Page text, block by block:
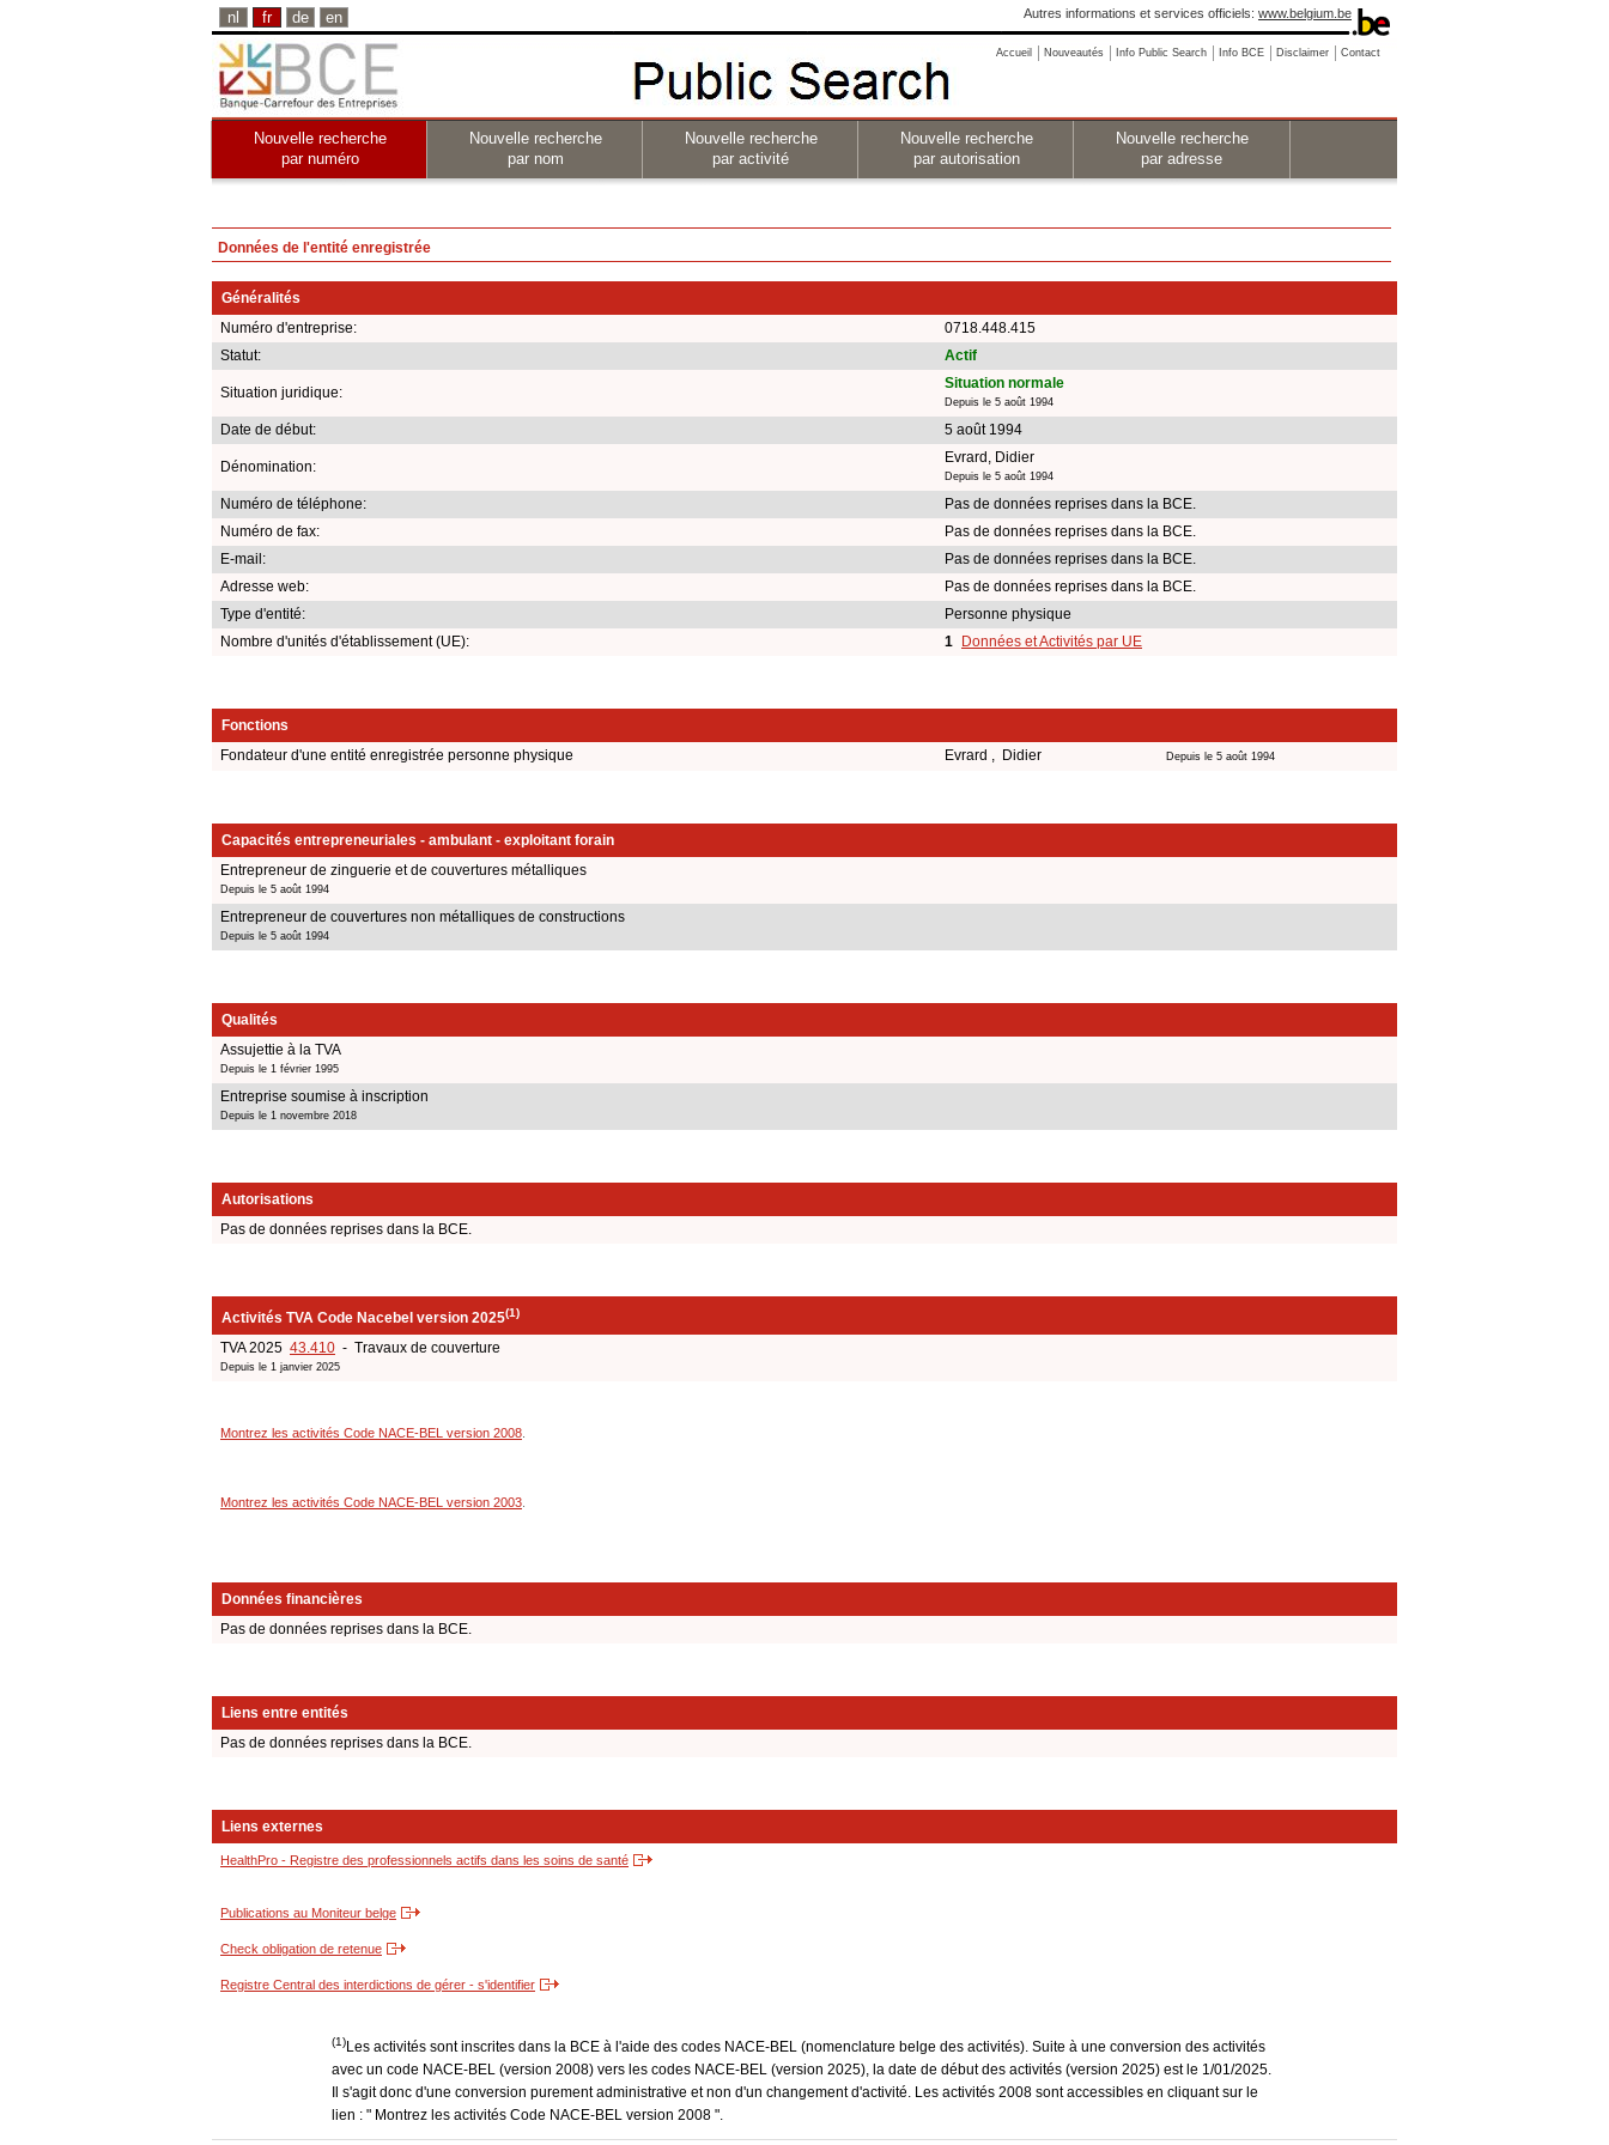
nl fr de en Autres informations et services officiels: www.belgium.be
Accueil Nouveautés Info Public Search Info BCE Disclaimer Contact
Nouvelle recherche
par numéro
Nouvelle recherche
par nom
Nouvelle recherche
par activité
Nouvelle recherche
par autorisation
Nouvelle recherche
par adresse
Données de l'entité enregistrée
Généralités
Numéro d'entreprise:
0718.448.415
Statut:
Actif
Situation juridique:
Situation normale
Depuis le 5 août 1994
Date de début: 5 août 1994
Dénomination:
Evrard, Didier
Depuis le 5 août 1994
Numéro de téléphone:
Pas de données reprises dans la BCE.
Numéro de fax:
Pas de données reprises dans la BCE.
E-mail:
Pas de données reprises dans la BCE.
Adresse web:
Pas de données reprises dans la BCE.
Type d'entité:
Personne physique
Nombre d'unités d'établissement (UE):
1 Données et Activités par UE
Fonctions
Fondateur d'une entité enregistrée personne physique
Evrard , Didier Depuis le 5 août 1994
Capacités entrepreneuriales - ambulant - exploitant forain
Entrepreneur de zinguerie et de couvertures métalliques
Depuis le 5 août 1994
Entrepreneur de couvertures non métalliques de constructions
Depuis le 5 août 1994
Qualités
Assujettie à la TVA
Depuis le 1 février 1995
Entreprise soumise à inscription
Depuis le 1 novembre 2018
Autorisations
Pas de données reprises dans la BCE.
Activités TVA Code Nacebel version 2025(1)
TVA 2025 43.410 - Travaux de couverture
Depuis le 1 janvier 2025
Montrez les activités Code NACE-BEL version 2008
Montrez les activités Code NACE-BEL version 2003
Données financières
Pas de données reprises dans la BCE.
Liens entre entités
Pas de données reprises dans la BCE.
Liens externes
HealthPro - Registre des professionnels actifs dans les soins de santé
Publications au Moniteur belge
Check obligation de retenue
Registre Central des interdictions de gérer - s'identifier
(1)Les activités sont inscrites dans la BCE à l'aide des codes NACE-BEL (nomenclature belge des activités). Suite à une conversion des activités
avec un code NACE-BEL (version 2008) vers les codes NACE-BEL (version 2025), la date de début des activités (version 2025) est le 1/01/2025.
Il s'agit donc d'une conversion purement administrative et non d'un changement d'activité. Les activités 2008 sont accessibles en cliquant sur le
lien : " Montrez les activités Code NACE-BEL version 2008 ".